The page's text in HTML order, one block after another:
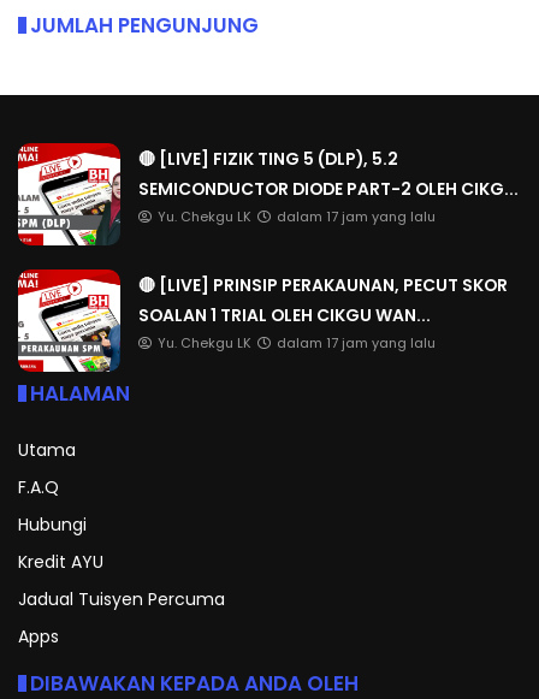
JUMLAH PENGUNJUNG
🔴 [LIVE] FIZIK TING 5 (DLP), 5.2
SEMICONDUCTOR DIODE PART-2 OLEH CIKG...
Yu. Chekgu LK dalam 17 jam yang lalu
🔴 [LIVE] PRINSIP PERAKAUNAN, PECUT SKOR
SOALAN 1 TRIAL OLEH CIKGU WAN...
Yu. Chekgu LK dalam 17 jam yang lalu
HALAMAN
Utama
F.A.Q
Hubungi
Kredit AYU
Jadual Tuisyen Percuma
Apps
DIBAWAKAN KEPADA ANDA OLEH